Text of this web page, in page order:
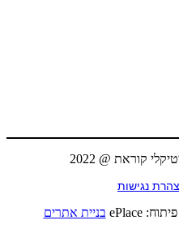
קוראת @ 2022
נגישות
| פיתוח: ePlace
בניית אתרים